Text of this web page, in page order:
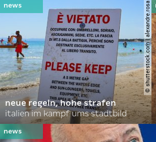
© shutterstock.com | alexandre.rosa
neue regeln, hohe strafen
italien im kampf ums stadtbild